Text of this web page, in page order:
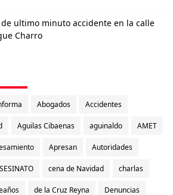
ultimo minuto accidente en la calle
Charro
Abogados Accidentes
Aguilas Cibaenas aguinaldo AMET
Apresan Autoridades
cena de Navidad charlas
de la Cruz Reyna Denuncias